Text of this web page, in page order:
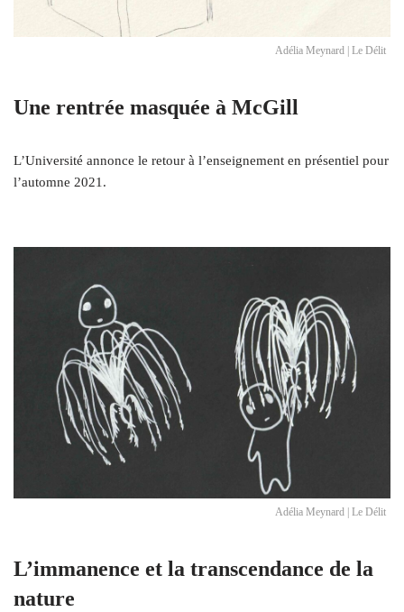
Adélia Meynard | Le Délit
Une rentrée masquée à McGill
L’Université annonce le retour à l’enseignement en présentiel pour
l’automne 2021.
Adélia Meynard | Le Délit
L’immanence et la transcendance de la
nature